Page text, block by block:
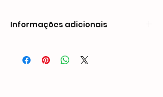
Informações adicionais